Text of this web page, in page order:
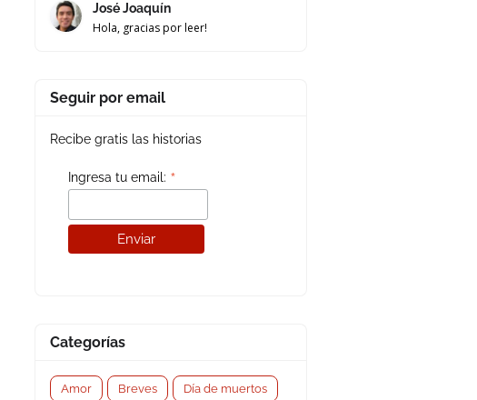
José Joaquín
Hola, gracias por leer!
Seguir por email
Recibe gratis las historias
Ingresa tu email: *
Categorías
Amor Breves Día de muertos